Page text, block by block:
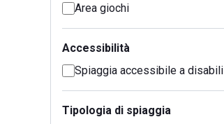
Area giochi
Accessibilità
Spiaggia accessibile a disabili
Tipologia di spiaggia